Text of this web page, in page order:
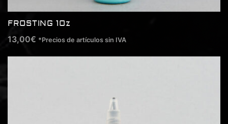
FROSTING 1Oz
13,00€ *Precios de artículos sin IVA